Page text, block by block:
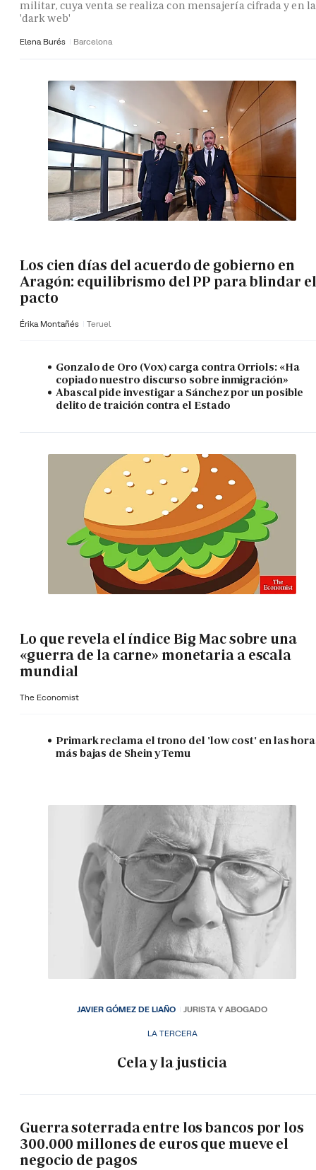
militar, cuya venta se realiza con mensajería cifrada y en la
'dark web'
Elena Burés Barcelona
Los cien días del acuerdo de gobierno en
Aragón: equilibrismo del PP para blindar el
pacto
Érika Montañés Teruel
Gonzalo de Oro (Vox) carga contra Orriols: «Ha
copiado nuestro discurso sobre inmigración»
Abascal pide investigar a Sánchez por un posible
delito de traición contra el Estado
Lo que revela el índice Big Mac sobre una
«guerra de la carne» monetaria a escala
mundial
The Economist
Primark reclama el trono del 'low cost' en las
más bajas de Shein y Temu
LA TERCERA
Cela y la justicia
JAVIER GÓMEZ DE LIAÑO JURISTA Y ABOGADO
Guerra soterrada entre los bancos por los
300.000 millones de euros que mueve el
negocio de pagos